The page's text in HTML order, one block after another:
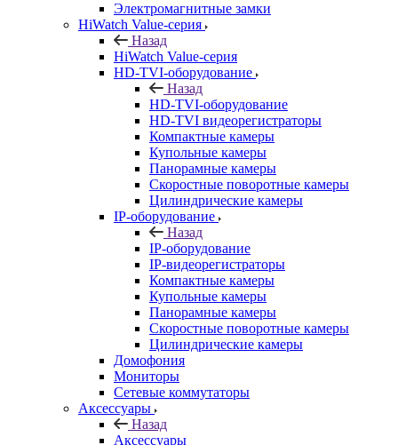
Электромагнитные замки
HiWatch Value-серия
Назад
HiWatch Value-серия
HD-TVI-оборудование
Назад
HD-TVI-оборудование
HD-TVI видеорегистраторы
Компактные камеры
Купольные камеры
Панорамные камеры
Скоростные поворотные камеры
Цилиндрические камеры
IP-оборудование
Назад
IP-оборудование
IP-видеорегистраторы
Компактные камеры
Купольные камеры
Панорамные камеры
Скоростные поворотные камеры
Цилиндрические камеры
Домофония
Мониторы
Сетевые коммутаторы
Аксессуары
Назад
Аксессуары